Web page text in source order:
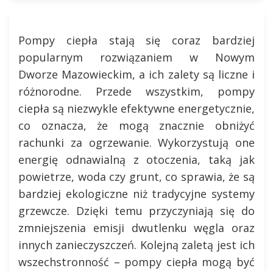
Pompy ciepła stają się coraz bardziej
popularnym rozwiązaniem w Nowym
Dworze Mazowieckim, a ich zalety są liczne i
różnorodne. Przede wszystkim, pompy
ciepła są niezwykle efektywne energetycznie,
co oznacza, że mogą znacznie obniżyć
rachunki za ogrzewanie. Wykorzystują one
energię odnawialną z otoczenia, taką jak
powietrze, woda czy grunt, co sprawia, że są
bardziej ekologiczne niż tradycyjne systemy
grzewcze. Dzięki temu przyczyniają się do
zmniejszenia emisji dwutlenku węgla oraz
innych zanieczyszczeń. Kolejną zaletą jest ich
wszechstronność – pompy ciepła mogą być